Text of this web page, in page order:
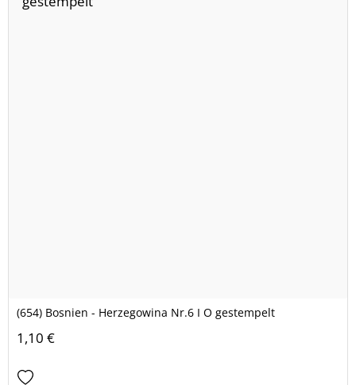
(654) Bosnien - Herzegowina Nr.6 I O gestempelt
1,10 €